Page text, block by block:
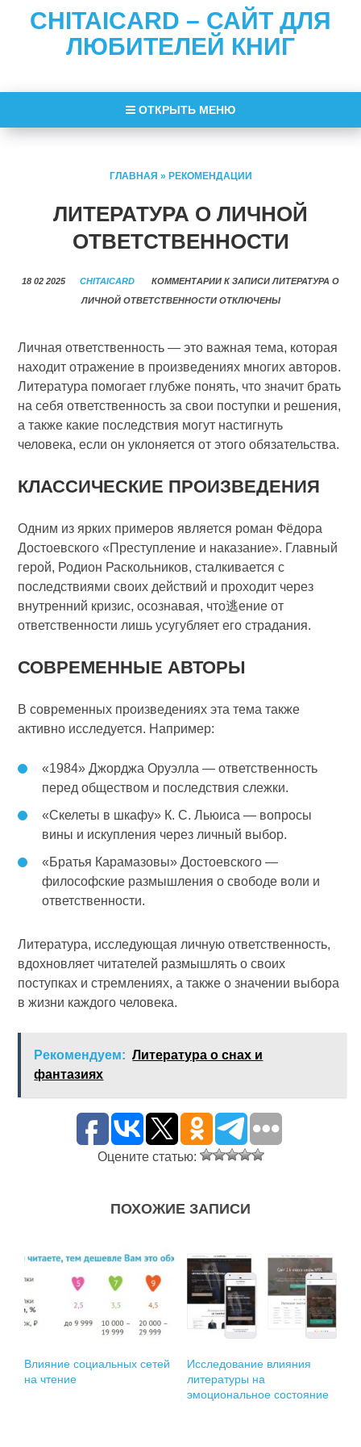
CHITAICARD – САЙТ ДЛЯ
ЛЮБИТЕЛЕЙ КНИГ
ОТКРЫТЬ МЕНЮ
ГЛАВНАЯ » РЕКОМЕНДАЦИИ
ЛИТЕРАТУРА О ЛИЧНОЙ
ОТВЕТСТВЕННОСТИ
18 02 2025 CHITAICARD КОММЕНТАРИИ К ЗАПИСИ ЛИТЕРАТУРА О
ЛИЧНОЙ ОТВЕТСТВЕННОСТИОТКЛЮЧЕНЫ
Личная ответственность — это важная тема, которая
находит отражение в произведениях многих авторов.
Литература помогает глубже понять, что значит брать
на себя ответственность за свои поступки и решения,
а также какие последствия могут настигнуть
человека, если он уклоняется от этого обязательства.
КЛАССИЧЕСКИЕ ПРОИЗВЕДЕНИЯ
Одним из ярких примеров является роман Фёдора
Достоевского «Преступление и наказание». Главный
герой, Родион Раскольников, сталкивается с
последствиями своих действий и проходит через
внутренний кризис, осознавая, что逃ение от
ответственности лишь усугубляет его страдания.
СОВРЕМЕННЫЕ АВТОРЫ
В современных произведениях эта тема также
активно исследуется. Например:
«1984» Джорджа Оруэлла — ответственность
перед обществом и последствия слежки.
«Скелеты в шкафу» К. С. Льюиса — вопросы
вины и искупления через личный выбор.
«Братья Карамазовы» Достоевского —
философские размышления о свободе воли и
ответственности.
Литература, исследующая личную ответственность,
вдохновляет читателей размышлять о своих
поступках и стремлениях, а также о значении выбора
в жизни каждого человека.
Рекомендуем: Литература о снах и
фантазиях
Оцените статью:
ПОХОЖИЕ ЗАПИСИ
Влияние социальных сетей
на чтение
Исследование влияния
литературы на
эмоциональное состояние